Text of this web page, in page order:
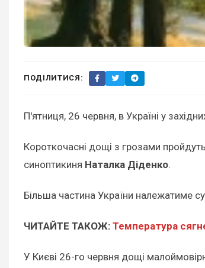
ПОДІЛИТИСЯ:
П'ятниця, 26 червня, в Україні у
Короткочасні дощі з грозами
синоптикиня Наталка Діденко.
Більша частина України належатиме
ЧИТАЙТЕ ТАКОЖ: Температура
У Києві 26-го червня дощі